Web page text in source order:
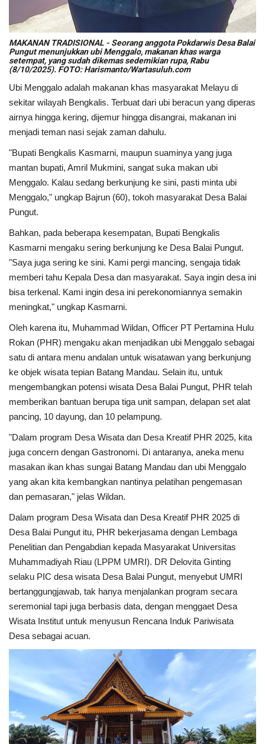
MAKANAN TRADISIONAL - Seorang anggota Pokdarwis Desa Balai
Pungut menunjukkan ubi Menggalo, makanan khas warga
setempat, yang sudah dikemas sedemikian rupa, Rabu
(8/10/2025). FOTO: Harismanto/Wartasuluh.com
Ubi Menggalo adalah makanan khas masyarakat Melayu di
sekitar wilayah Bengkalis. Terbuat dari ubi beracun yang diperas
airnya hingga kering, dijemur hingga disangrai, makanan ini
menjadi teman nasi sejak zaman dahulu.
"Bupati Bengkalis Kasmarni, maupun suaminya yang juga
mantan bupati, Amril Mukmini, sangat suka makan ubi
Menggalo. Kalau sedang berkunjung ke sini, pasti minta ubi
Menggalo," ungkap Bajrun (60), tokoh masyarakat Desa Balai
Pungut.
Bahkan, pada beberapa kesempatan, Bupati Bengkalis
Kasmarni mengaku sering berkunjung ke Desa Balai Pungut.
"Saya juga sering ke sini. Kami pergi mancing, sengaja tidak
memberi tahu Kepala Desa dan masyarakat. Saya ingin desa ini
bisa terkenal. Kami ingin desa ini perekonomiannya semakin
meningkat," ungkap Kasmarni.
Oleh karena itu, Muhammad Wildan, Officer PT Pertamina Hulu
Rokan (PHR) mengaku akan menjadikan ubi Menggalo sebagai
satu di antara menu andalan untuk wisatawan yang berkunjung
ke objek wisata tepian Batang Mandau. Selain itu, untuk
mengembangkan potensi wisata Desa Balai Pungut, PHR telah
memberikan bantuan berupa tiga unit sampan, delapan set alat
pancing, 10 dayung, dan 10 pelampung.
"Dalam program Desa Wisata dan Desa Kreatif PHR 2025, kita
juga concern dengan Gastronomi. Di antaranya, aneka menu
masakan ikan khas sungai Batang Mandau dan ubi Menggalo
yang akan kita kembangkan nantinya pelatihan pengemasan
dan pemasaran," jelas Wildan.
Dalam program Desa Wisata dan Desa Kreatif PHR 2025 di
Desa Balai Pungut itu, PHR bekerjasama dengan Lembaga
Penelitian dan Pengabdian kepada Masyarakat Universitas
Muhammadiyah Riau (LPPM UMRI). DR Delovita Ginting
selaku PIC desa wisata Desa Balai Pungut, menyebut UMRI
bertanggungjawab, tak hanya menjalankan program secara
seremonial tapi juga berbasis data, dengan menggaet Desa
Wisata Institut untuk menyusun Rencana Induk Pariwisata
Desa sebagai acuan.